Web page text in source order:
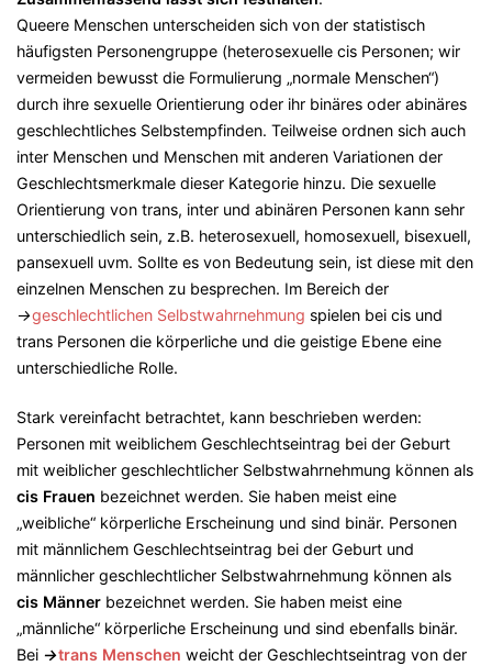
Queere Menschen unterscheiden sich von der statistisch
häufigsten Personengruppe (heterosexuelle cis Personen; wir
vermeiden bewusst die Formulierung „normale Menschen“)
durch ihre sexuelle Orientierung oder ihr binäres oder abinäres
geschlechtliches Selbstempfinden. Teilweise ordnen sich auch
inter Menschen und Menschen mit anderen Variationen der
Geschlechtsmerkmale dieser Kategorie hinzu. Die sexuelle
Orientierung von trans, inter und abinären Personen kann sehr
unterschiedlich sein, z.B. heterosexuell, homosexuell, bisexuell,
pansexuell uvm. Sollte es von Bedeutung sein, ist diese mit den
einzelnen Menschen zu besprechen. Im Bereich der
→geschlechtlichen Selbstwahrnehmung spielen bei cis und
trans Personen die körperliche und die geistige Ebene eine
unterschiedliche Rolle.
Stark vereinfacht betrachtet, kann beschrieben werden:
Personen mit weiblichem Geschlechtseintrag bei der Geburt
mit weiblicher geschlechtlicher Selbstwahrnehmung können als
cis Frauen bezeichnet werden. Sie haben meist eine
„weibliche“ körperliche Erscheinung und sind binär. Personen
mit männlichem Geschlechtseintrag bei der Geburt und
männlicher geschlechtlicher Selbstwahrnehmung können als
cis Männer bezeichnet werden. Sie haben meist eine
„männliche“ körperliche Erscheinung und sind ebenfalls binär.
Bei →trans Menschen weicht der Geschlechtseintrag von der